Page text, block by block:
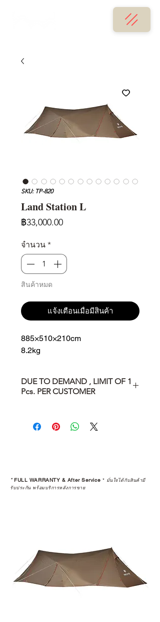
SKU: TP-820
Land Station L
฿33,000.00ราคา
จำนวน *
สินค้าหมด
แจ้งเตือนเมื่อมีสินค้า
885×510×210cm
8.2kg
DUE TO DEMAND , LIMIT OF 1
Pcs. PER CUSTOMER
Pcs. PER CUSTOMER
จำกัดจำนวนการซื้อ ตามเงื่อนไขของ
*FULL WARRANTY & After Service * มั่นใจได้กับสินค้ามี
รับประกัน พร้อมบริการหลังการขาย